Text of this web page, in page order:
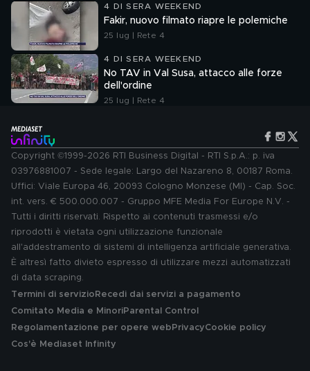
4 DI SERA WEEKEND
Fakir, nuovo filmato riapre le polemiche
25 lug | Rete 4
4 DI SERA WEEKEND
No TAV in Val Susa, attacco alle forze
dell'ordine
25 lug | Rete 4
Copyright ©1999-2026 RTI Business Digital - RTI S.p.A.: p. iva
03976881007 - Sede legale: Largo del Nazareno 8, 00187 Roma.
Uffici: Viale Europa 46, 20093 Cologno Monzese (MI) - Cap. Soc.
int. vers. € 500.000.007 - Gruppo MFE Media For Europe N.V. -
Tutti i diritti riservati. Rispetto ai contenuti trasmessi e/o
riprodotti è vietata ogni utilizzazione funzionale
all'addestramento di sistemi di intelligenza artificiale generativa.
È altresì fatto divieto espresso di utilizzare mezzi automatizzati
di data scraping.
Termini di servizio Recedi dai servizi a pagamento
Comitato Media e MinoriParental Control
Regolamentazione per opere web PrivacyCookie policy
Cos'è Mediaset Infinity